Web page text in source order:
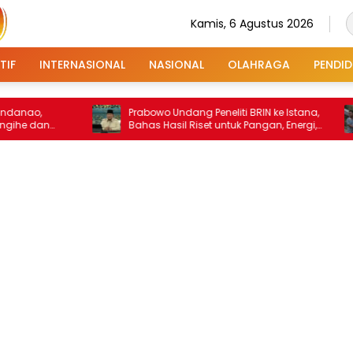
Kamis, 6 Agustus 2026
INTERNASIONAL NASIONAL OLAHRAGA
Prabowo Undang Peneliti BRIN ke Istana,
Bahas Hasil Riset untuk Pangan, Energi,
hingga Sampah